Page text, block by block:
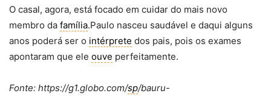
O casal, agora, está focado em cuidar do mais novo
membro da família.Paulo nasceu saudável e daqui alguns
anos poderá ser o intérprete dos pais, pois os exames
apontaram que ele ouve perfeitamente.
Fonte: https://g1.globo.com/sp/bauru-